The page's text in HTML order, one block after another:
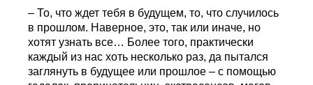
– То, что ждет тебя в будущем, то, что случилось
в прошлом. Наверное, это, так или иначе, но
хотят узнать все… Более того, практически
каждый из нас хоть несколько раз, да пытался
заглянуть в будущее или прошлое – с помощью